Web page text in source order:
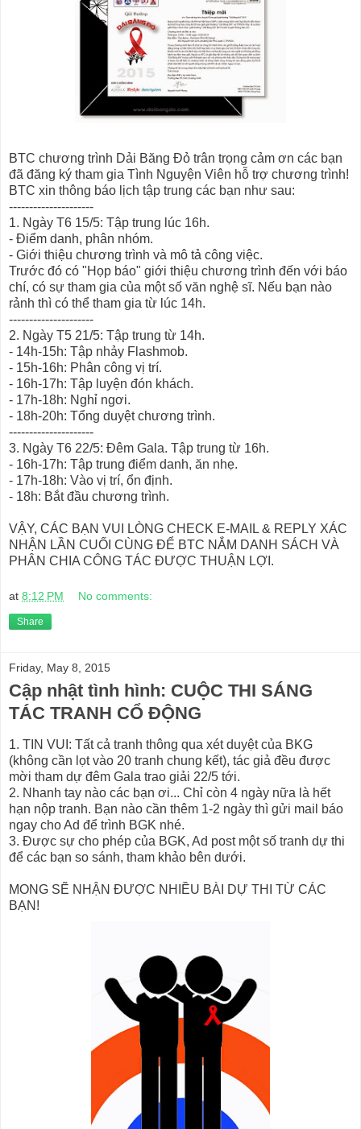
BTC chương trình Dải Băng Đỏ trân trọng cảm ơn các bạn
đã đăng ký tham gia Tình Nguyện Viên hỗ trợ chương trình!
BTC xin thông báo lịch tập trung các bạn như sau:
---------------------
1. Ngày T6 15/5: Tập trung lúc 16h.
- Điểm danh, phân nhóm.
- Giới thiệu chương trình và mô tả công việc.
Trước đó có "Họp báo" giới thiệu chương trình đến với báo
chí, có sự tham gia của một số văn nghệ sĩ. Nếu bạn nào
rảnh thì có thể tham gia từ lúc 14h.
---------------------
2. Ngày T5 21/5: Tập trung từ 14h.
- 14h-15h: Tập nhảy Flashmob.
- 15h-16h: Phân công vị trí.
- 16h-17h: Tập luyện đón khách.
- 17h-18h: Nghỉ ngơi.
- 18h-20h: Tổng duyệt chương trình.
---------------------
3. Ngày T6 22/5: Đêm Gala. Tập trung từ 16h.
- 16h-17h: Tập trung điểm danh, ăn nhẹ.
- 17h-18h: Vào vị trí, ổn định.
- 18h: Bắt đầu chương trình.
VẬY, CÁC BẠN VUI LÒNG CHECK E-MAIL & REPLY XÁC
NHẬN LẦN CUỐI CÙNG ĐỂ BTC NẮM DANH SÁCH VÀ
PHÂN CHIA CÔNG TÁC ĐƯỢC THUẬN LỢI.
at 8:12 PM No comments:
Share
Friday, May 8, 2015
Cập nhật tình hình: CUỘC THI SÁNG
TÁC TRANH CỔ ĐỘNG
1. TIN VUI: Tất cả tranh thông qua xét duyệt của BKG
(không cần lọt vào 20 tranh chung kết), tác giả đều được
mời tham dự đêm Gala trao giải 22/5 tới.
2. Nhanh tay nào các bạn ơi... Chỉ còn 4 ngày nữa là hết
hạn nộp tranh. Bạn nào cần thêm 1-2 ngày thì gửi mail báo
ngay cho Ad để trình BGK nhé.
3. Được sự cho phép của BGK, Ad post một số tranh dự thi
để các bạn so sánh, tham khảo bên dưới.
MONG SẼ NHẬN ĐƯỢC NHIỀU BÀI DỰ THI TỪ CÁC
BẠN!